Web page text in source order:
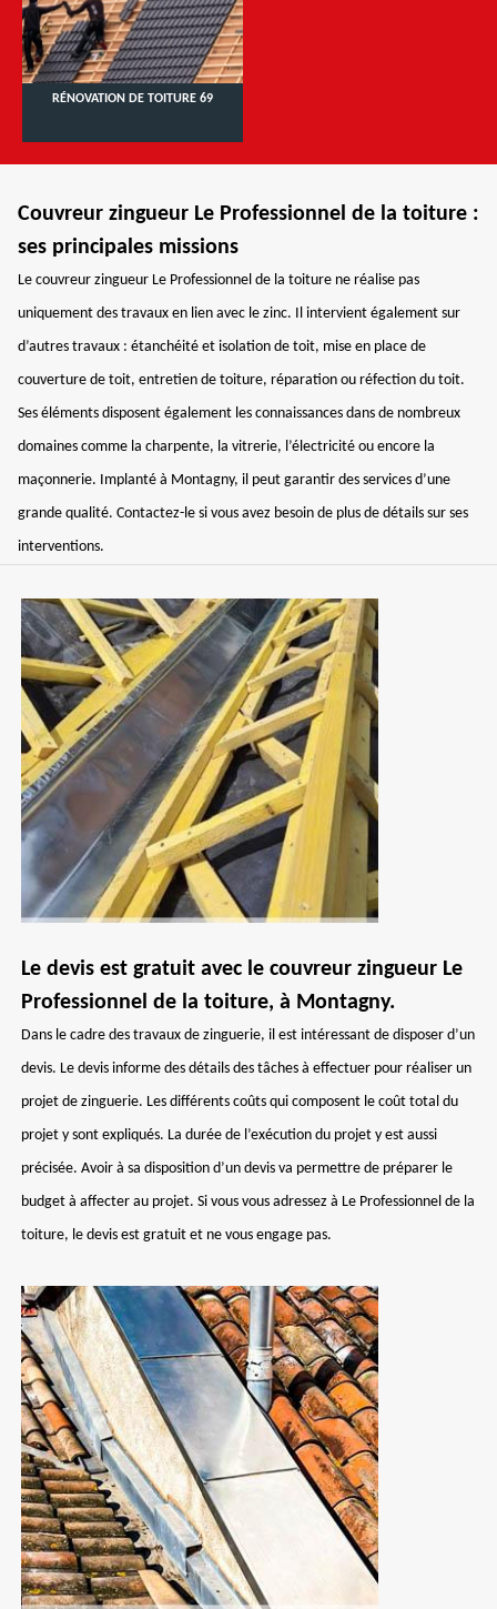
RÉNOVATION DE TOITURE 69
Couvreur zingueur Le Professionnel de la toiture :
ses principales missions
Le couvreur zingueur Le Professionnel de la toiture ne réalise pas
uniquement des travaux en lien avec le zinc. Il intervient également sur
d’autres travaux : étanchéité et isolation de toit, mise en place de
couverture de toit, entretien de toiture, réparation ou réfection du toit.
Ses éléments disposent également les connaissances dans de nombreux
domaines comme la charpente, la vitrerie, l’électricité ou encore la
maçonnerie. Implanté à Montagny, il peut garantir des services d’une
grande qualité. Contactez-le si vous avez besoin de plus de détails sur ses
interventions.
Le devis est gratuit avec le couvreur zingueur Le
Professionnel de la toiture, à Montagny.
Dans le cadre des travaux de zinguerie, il est intéressant de disposer d’un
devis. Le devis informe des détails des tâches à effectuer pour réaliser un
projet de zinguerie. Les différents coûts qui composent le coût total du
projet y sont expliqués. La durée de l’exécution du projet y est aussi
précisée. Avoir à sa disposition d’un devis va permettre de préparer le
budget à affecter au projet. Si vous vous adressez à Le Professionnel de la
toiture, le devis est gratuit et ne vous engage pas.